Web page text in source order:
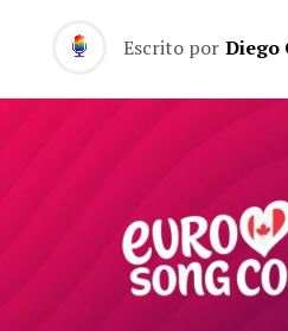
Escrito por Diego